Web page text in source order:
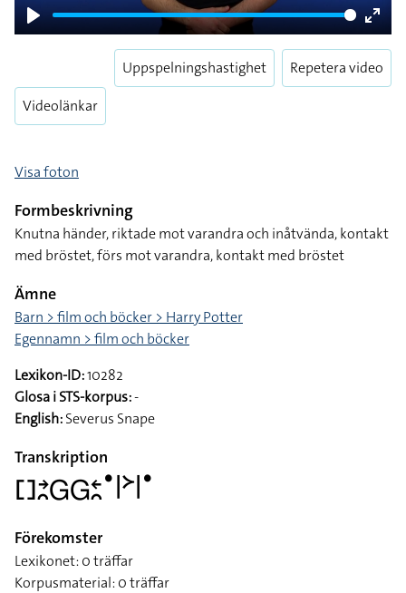
Play
Enter
Videolänkar
Uppspelningshastighet Repetera video
Visa foton
Formbeskrivning
Knutna händer, riktade mot varandra och inåtvända, kontakt
med bröstet, förs mot varandra, kontakt med bröstet
Ämne
Barn > film och böcker > Harry Potter
Egennamn > film och böcker
Lexikon-ID:10282
Glosa i STS-korpus:-
English:Severus Snape
Transkription
􌤓􌥔􌥘􌤦􌤦􌥓􌥘􌤟􌥼􌦅􌥼􌤟
Förekomster
Lexikonet: 0 träffar
Korpusmaterial: 0 träffar